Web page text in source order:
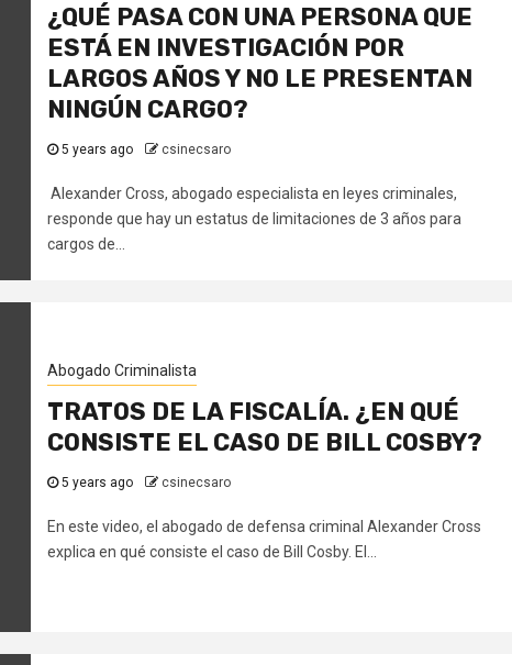
¿QUÉ PASA CON UNA PERSONA QUE
ESTÁ EN INVESTIGACIÓN POR
LARGOS AÑOS Y NO LE PRESENTAN
NINGÚN CARGO?
5 years ago csinecsaro
Alexander Cross, abogado especialista en leyes criminales,
responde que hay un estatus de limitaciones de 3 años para
cargos de...
Abogado Criminalista
TRATOS DE LA FISCALÍA. ¿EN QUÉ
CONSISTE EL CASO DE BILL COSBY?
5 years ago csinecsaro
En este video, el abogado de defensa criminal Alexander Cross
explica en qué consiste el caso de Bill Cosby. El...